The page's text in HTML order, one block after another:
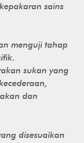
sains
menguji tahap
sukan yang
dan
disesuaikan